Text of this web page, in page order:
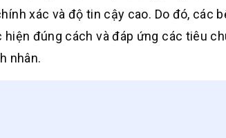
xác và độ tin cậy cao. Do đó, các
đúng cách và đáp ứng các tiêu
nhân.